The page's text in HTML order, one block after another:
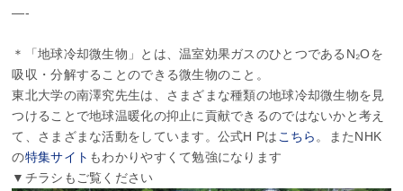
—-
＊「地球冷却微生物」とは、温室効果ガスのひとつであるN₂Oを
吸収・分解することのできる微生物のこと。
東北大学の南澤究先生は、さまざまな種類の地球冷却微生物を見
つけることで地球温暖化の抑止に貢献できるのではないかと考え
て、さまざまな活動をしています。公式H Pは こちら 。またNHK
の特集サイト もわかりやすくて勉強になります
▼チラシもご覧ください